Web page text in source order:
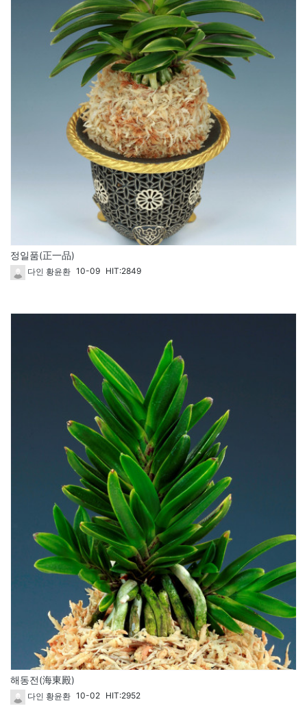
정일품(正一品)
다인 황윤환 10-09 HIT:2849
해동전(海東殿)
다인 황윤환 10-02 HIT:2952